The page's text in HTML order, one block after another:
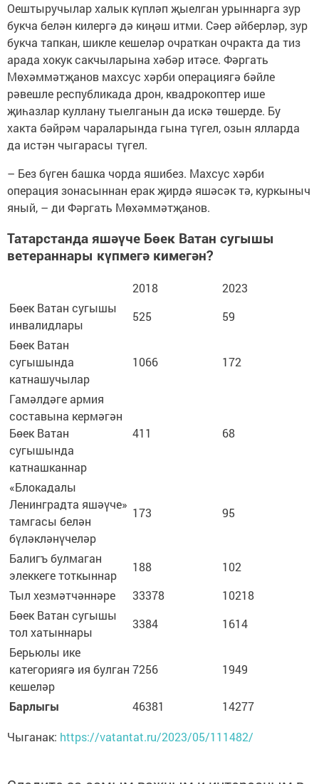
Оештыручылар халык күпләп җыелган урыннарга зур
букча белән килергә дә киңәш итми. Сәер әйберләр, зур
букча тапкан, шикле кешеләр очраткан очракта да тиз
арада хокук сакчыларына хәбәр итәсе. Фәргать
Мөхәммәтҗанов махсус хәрби операциягә бәйле
рәвешле республикада дрон, квадрокоптер ише
җиһазлар куллану тыелганын да искә төшерде. Бу
хакта бәйрәм чараларында гына түгел, озын ялларда
да истән чыгарасы түгел.
– Без бүген башка чорда яшибез. Махсус хәрби
операция зонасыннан ерак җирдә яшәсәк тә, куркыныч
яный, – ди Фәргать Мөхәммәтҗанов.
Татарстанда яшәүче Бөек Ватан сугышы
ветераннары күпмегә кимегән?
2018
2023
Бөек Ватан сугышы
инвалидлары
525
59
Бөек Ватан
сугышында
катнашучылар
1066 172
Гамәлдәге армия
составына кермәгән
Бөек Ватан
сугышында
катнашканнар
411 68
«Блокадалы
Ленинградта яшәүче»
тамгасы белән
бүләкләнүчеләр
173 95
Балигъ булмаган
элеккеге тоткыннар
188
102
Тыл хезмәтчәннәре
33378
10218
Бөек Ватан сугышы
тол хатыннары
3384
1614
Берьюлы ике
категориягә ия булган
кешеләр
7256 1949
Барлыгы 46381 14277
Чыганак: https://vatantat.ru/2023/05/111482/